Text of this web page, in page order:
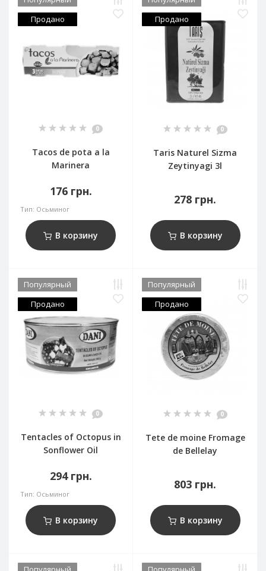
Продано
0
Tacos de pota a la
Marinera
176 грн.
Тип: Осьминог
В корзину
Продано
0
Taris Naturel Sizma
Zeytinyagi 3l
278 грн.
В корзину
Популярный
Продано
0
Tentacles of Octopus in
Sonflower Oil
294 грн.
Тип: Осьминог
В корзину
Популярный
Продано
0
Tete de moine Fromage
de Bellelay
803 грн.
В корзину